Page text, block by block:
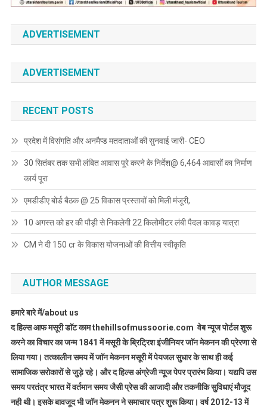
ADVERTISEMENT
ADVERTISEMENT
RECENT POSTS
प्रदेश में विसंगति और अनमैप्ड मतदाताओं की सुनवाई जारी- CEO
30 सितंबर तक सभी लंबित आवास पूरे करने के निर्देश@ 6,464 आवासों का निर्माण
कार्य पूरा
एमडीडीए बोर्ड बैठक @ 25 विकास प्रस्तावों को मिली मंजूरी,
10 अगस्त को हर की पौड़ी से निकलेगी 22 किलोमीटर लंबी पैदल कावड़ यात्रा
CM ने दी 150 cr के विकास योजनाओं की वित्तीय स्वीकृति
AUTHOR MESSAGE
हमारे बारे में/about us
द हिल्स आफ मसूरी डाॅट काम thehillsofmussoorie.com वेब न्यूज पोर्टल शुरू
करने का विचार का जन्म 1841 में मसूरी के ब्रिट्रिश इंजीनियर जाॅन मेकनन की प्रेरणा से
लिया गया। तत्कालीन समय में जाॅन मेकनन मसूरी में पेयजल सुधार के साथ ही कई
सामाजिक सरोकारों से जुड़े रहे। और द हिल्स अंग्रेजी न्यूज पेपर प्रारंभ किया। यद्यपि उस
समय परतंत्र भारत में वर्तमान समय जैसी प्रेस की आजादी और तकनीकि सुविधाएं मौजूद
नही थी। इसके बावजूद भी जाॅन मेकनन ने समाचार पत्र शुरू किया। वर्ष 2012-13 में